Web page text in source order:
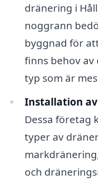
dränering i
noggrann
byggnad för
finns behov
typ som är
Installation
Dessa företag
typer av
och